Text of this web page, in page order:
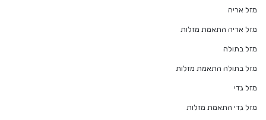
מזל אריה
מזל אריה התאמת מזלות
מזל בתולה
מזל בתולה התאמת מזלות
מזל גדי
מזל גדי התאמת מזלות